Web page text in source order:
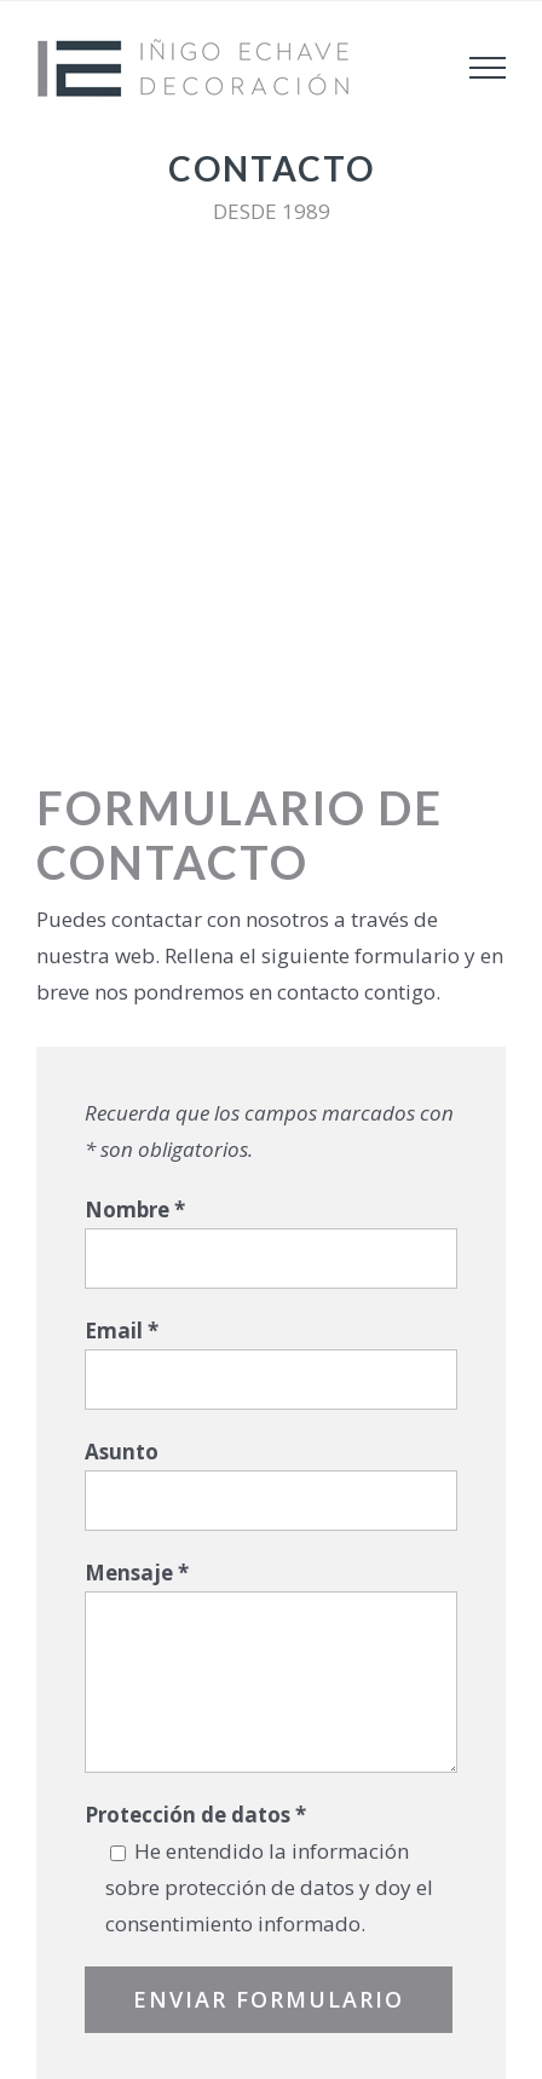
contenido
CONTACTO
DESDE 1989
FORMULARIO DE
CONTACTO
Puedes contactar con nosotros a través de
nuestra web. Rellena el siguiente formulario y en
breve nos pondremos en contacto contigo.
Recuerda que los campos marcados con
* son obligatorios.
Nombre *
Email *
Asunto
Mensaje *
Protección de datos *
He entendido la información
sobre protección de datos y doy el
consentimiento informado.